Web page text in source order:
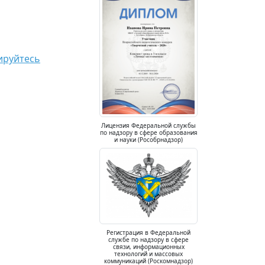
Лицензия Федеральной службы
по надзору в сфере образования
и науки (Рособрнадзор)
Регистрация в Федеральной
службе по надзору в сфере
связи, информационных
технологий и массовых
коммуникаций (Роскомнадзор)